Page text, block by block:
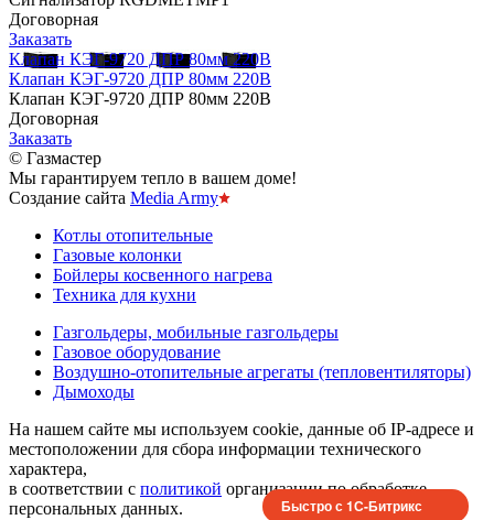
Договорная
Заказать
Клапан КЭГ-9720 ДПР 80мм 220В
Клапан КЭГ-9720 ДПР 80мм 220В
Клапан КЭГ-9720 ДПР 80мм 220В
Договорная
Заказать
© Газмастер
Мы гарантируем тепло в вашем доме!
Создание сайта Media Army
Котлы отопительные
Газовые колонки
Бойлеры косвенного нагрева
Техника для кухни
Газгольдеры, мобильные газгольдеры
Газовое оборудование
Воздушно-отопительные агрегаты (тепловентиляторы)
Дымоходы
На нашем сайте мы используем cookie, данные об IP-адресе и
местоположении для сбора информации технического
характера,
в соответствии с политикой организации по обработке
персональных данных.
Быстро с 1С-Битрикс